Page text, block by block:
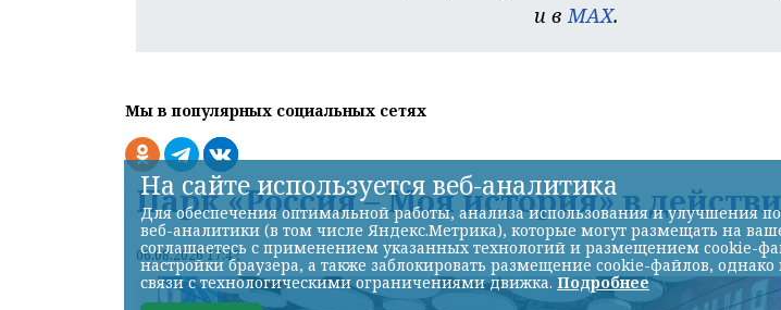
и в MAX.
Мы в популярных социальных сетях
Парк «Россия – Моя история» в
06.08.2026 17:42
На сайте используется веб-аналитика
Для обеспечения оптимальной работы, анализа использования и улучшения
веб-аналитики (в том числе Яндекс.Метрика), которые могут размещать на
соглашаетесь с применением указанных технологий и размещением cookie-
настройки браузера, а также заблокировать размещение cookie-файлов,
связи с технологическими ограничениями движка. Подробнее